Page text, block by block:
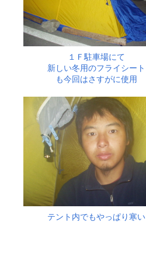
１Ｆ駐車場にて
新しい冬用のフライシート
も今回はさすがに使用
テント内でもやっぱり寒い